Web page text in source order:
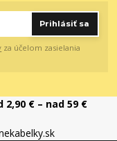
Prihlásiť sa
za účelom zasielania
2,90 € – nad 59 €